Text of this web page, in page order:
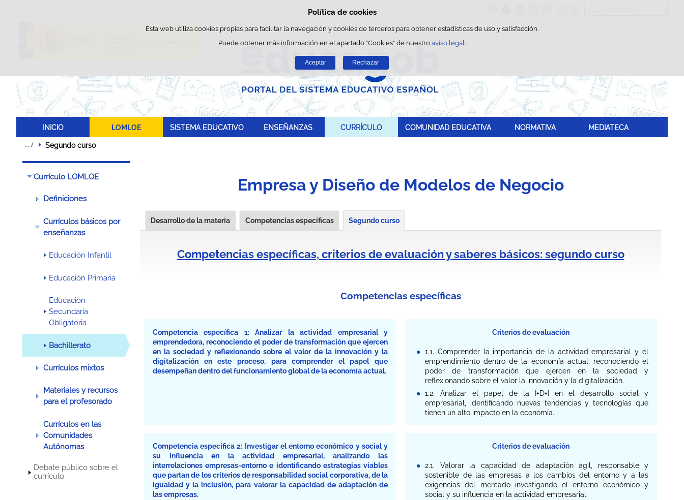
Política de cookies
Esta web utiliza cookies propias para facilitar la navegación y cookies de terceros para obtener estadísticas de uso y satisfacción.
Puede obtener más información en el apartado "Cookies" de nuestro aviso legal .
Aceptar Rechazar
Saltar al contenido
INICIO LOMLOE SISTEMA EDUCATIVO ENSEÑANZAS CURRÍCULO COMUNIDAD EDUCATIVA NORMATIVA MEDIATECA
Segundo curso
Currículo LOMLOE
Definiciones
Currículos básicos por
enseñanzas
Educación Infantil
Educación Primaria
Educación
Secundaria
Obligatoria
Bachillerato
Currículos mixtos
Materiales y recursos
para el profesorado
Currículos en las
Comunidades
Autónomas
Debate público sobre el
currículo
Empresa y Diseño de Modelos de Negocio
Desarrollo de la materia Competencias específicas Segundo curso
Competencias específicas, criterios de evaluación y saberes básicos: segundo curso
Competencias específicas
Competencia específica 1: Analizar la actividad empresarial y
emprendedora, reconociendo el poder de transformación que ejercen
en la sociedad y reflexionando sobre el valor de la innovación y la
digitalización en este proceso, para comprender el papel que
desempeñan dentro del funcionamiento global de la economía actual.
Criterios de evaluación
1.1. Comprender la importancia de la actividad empresarial y el
emprendimiento dentro de la economía actual, reconociendo el
poder de transformación que ejercen en la sociedad y
reflexionando sobre el valor la innovación y la digitalización.
1.2. Analizar el papel de la I+D+I en el desarrollo social y
empresarial, identificando nuevas tendencias y tecnologías que
tienen un alto impacto en la economía.
Competencia específica 2: Investigar el entorno económico y social y
su influencia en la actividad empresarial, analizando las
interrelaciones empresas-entorno e identificando estrategias viables
que partan de los criterios de responsabilidad social corporativa, de la
igualdad y la inclusión, para valorar la capacidad de adaptación de
las empresas.
Criterios de evaluación
2.1. Valorar la capacidad de adaptación ágil, responsable y
sostenible de las empresas a los cambios del entorno y a las
exigencias del mercado investigando el entorno económico y
social y su influencia en la actividad empresarial.